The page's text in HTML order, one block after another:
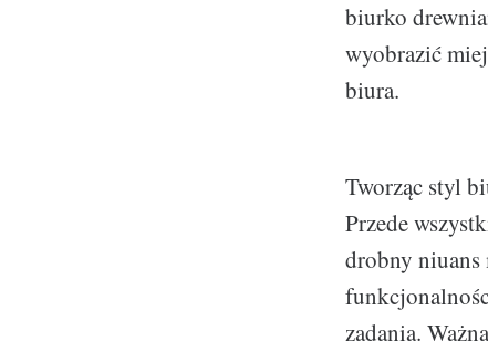
biurko
wyobrazić
biura.
Tworząc styl
Przede
drobny niuans
zadania.